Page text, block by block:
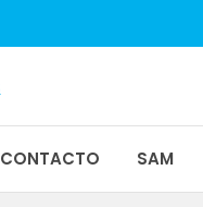
CONTACTO SAM